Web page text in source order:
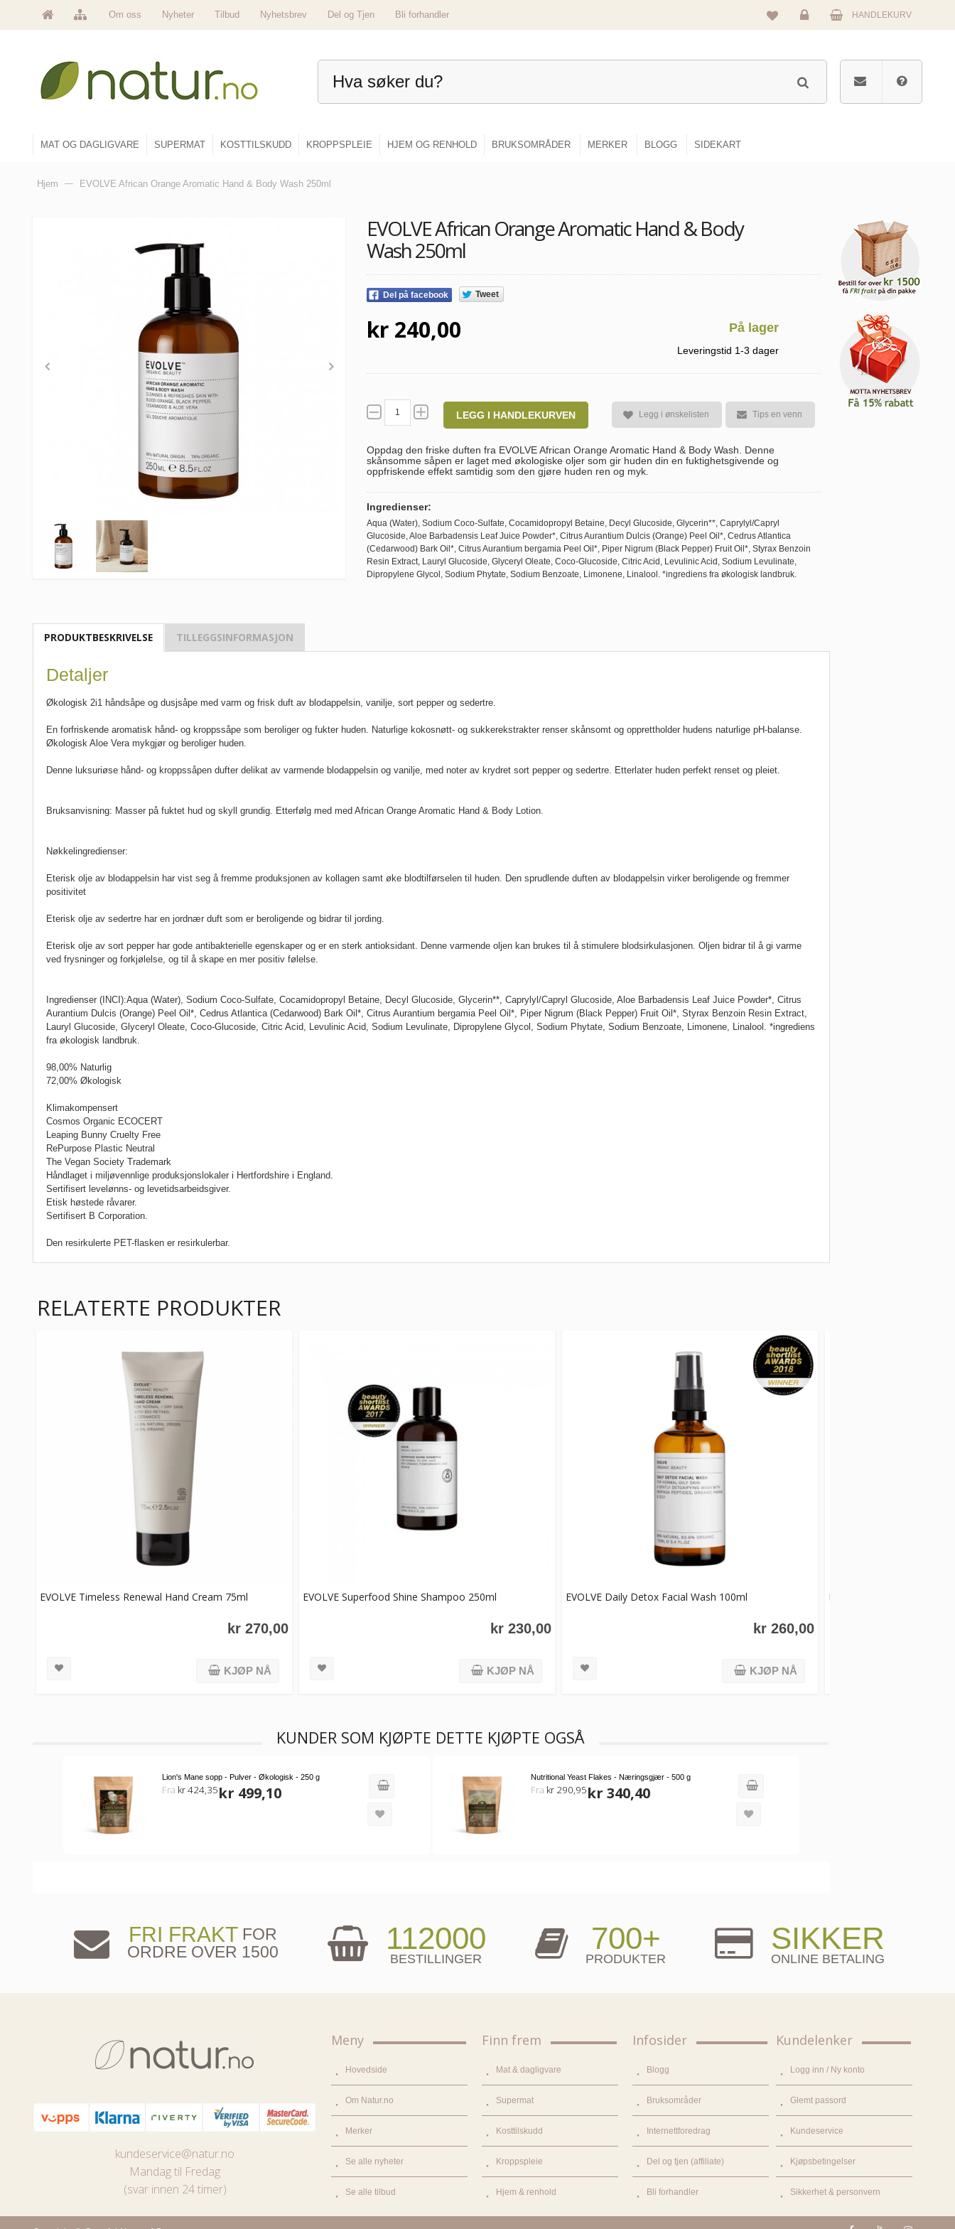
Om oss Nyheter Tilbud Nyhetsbrev Del og Tjen
Bli forhandler
Logg
HANDLEKURV
MAT OG DAGLIGVARE SUPERMAT KOSTTILSKUDD KROPPSPLEIE HJEM OG RENHOLD BRUKSOMRÅDER MERKER BLOGG SIDEKART
Hjem — EVOLVE African Orange Aromatic Hand & Body Wash 250ml
EVOLVE African Orange Aromatic Hand & Body
Wash 250ml
Del på facebook Tweet
kr 240,00 På lager
Leveringstid 1-3 dager
LEGG I HANDLEKURVEN Legg i ønskelisten Tips en venn
Oppdag den friske duften fra EVOLVE African Orange Aromatic Hand & Body Wash. Denne
skånsomme såpen er laget med økologiske oljer som gir huden din en fuktighetsgivende og
oppfriskende effekt samtidig som den gjøre huden ren og myk.
Ingredienser:
Aqua (Water), Sodium Coco-Sulfate, Cocamidopropyl Betaine, Decyl Glucoside, Glycerin**, Caprylyl/Capryl
Glucoside, Aloe Barbadensis Leaf Juice Powder*, Citrus Aurantium Dulcis (Orange) Peel Oil*, Cedrus Atlantica
(Cedarwood) Bark Oil*, Citrus Aurantium bergamia Peel Oil*, Piper Nigrum (Black Pepper) Fruit Oil*, Styrax Benzoin
Resin Extract, Lauryl Glucoside, Glyceryl Oleate, Coco-Glucoside, Citric Acid, Levulinic Acid, Sodium Levulinate,
Dipropylene Glycol, Sodium Phytate, Sodium Benzoate, Limonene, Linalool. *ingrediens fra økologisk landbruk.
PRODUKTBESKRIVELSE TILLEGGSINFORMASJON
Detaljer
Økologisk 2i1 håndsåpe og dusjsåpe med varm og frisk duft av blodappelsin, vanilje, sort pepper og sedertre.
En forfriskende aromatisk hånd- og kroppssåpe som beroliger og fukter huden. Naturlige kokosnøtt- og sukkerekstrakter renser skånsomt og opprettholder hudens naturlige pH-balanse.
Økologisk Aloe Vera mykgjør og beroliger huden.
Denne luksuriøse hånd- og kroppssåpen dufter delikat av varmende blodappelsin og vanilje, med noter av krydret sort pepper og sedertre. Etterlater huden perfekt renset og pleiet.
Bruksanvisning: Masser på fuktet hud og skyll grundig. Etterfølg med med African Orange Aromatic Hand & Body Lotion.
Nøkkelingredienser:
Eterisk olje av blodappelsin har vist seg å fremme produksjonen av kollagen samt øke blodtilførselen til huden. Den sprudlende duften av blodappelsin virker beroligende og fremmer
positivitet
Eterisk olje av sedertre har en jordnær duft som er beroligende og bidrar til jording.
Eterisk olje av sort pepper har gode antibakterielle egenskaper og er en sterk antioksidant. Denne varmende oljen kan brukes til å stimulere blodsirkulasjonen. Oljen bidrar til å gi varme
ved frysninger og forkjølelse, og til å skape en mer positiv følelse.
Ingredienser (INCI):Aqua (Water), Sodium Coco-Sulfate, Cocamidopropyl Betaine, Decyl Glucoside, Glycerin**, Caprylyl/Capryl Glucoside, Aloe Barbadensis Leaf Juice Powder*, Citrus
Aurantium Dulcis (Orange) Peel Oil*, Cedrus Atlantica (Cedarwood) Bark Oil*, Citrus Aurantium bergamia Peel Oil*, Piper Nigrum (Black Pepper) Fruit Oil*, Styrax Benzoin Resin Extract,
Lauryl Glucoside, Glyceryl Oleate, Coco-Glucoside, Citric Acid, Levulinic Acid, Sodium Levulinate, Dipropylene Glycol, Sodium Phytate, Sodium Benzoate, Limonene, Linalool.
*ingrediens
fra økologisk landbruk.
98,00% Naturlig
72,00% Økologisk
Klimakompensert
Cosmos Organic ECOCERT
Leaping Bunny Cruelty Free
RePurpose Plastic Neutral
The Vegan Society Trademark
Håndlaget i miljøvennlige produksjonslokaler i Hertfordshire i England.
Sertifisert levelønns- og levetidsarbeidsgiver.
Etisk høstede råvarer.
Sertifisert B Corporation.
Den resirkulerte PET-flasken er resirkulerbar.
RELATERTE PRODUKTER
EVOLVE Timeless Renewal Hand Cream 75ml
kr 270,00
KJØP NÅ
EVOLVE Superfood Shine Shampoo 250ml
kr 230,00
KJØP NÅ
EVOLVE Daily Detox Facial Wash 100ml
kr 260,00
KJØP NÅ
EVOLVE Hyaluronic Serum
KUNDER SOM KJØPTE DETTE KJØPTE OGSÅ
Lion's Mane sopp - Pulver - Økologisk - 250 g
kr 499,10
Fra kr 424,35
Nutritional Yeast Flakes - Næringsgjær - 500 g
kr 340,40
Fra kr 290,95
FRI FRAKT FOR
ORDRE OVER 1500
112000
BESTILLINGER
700+
PRODUKTER
SIKKER
ONLINE BETALING
kundeservice@natur.no
Mandag til Fredag
(svar innen 24 timer)
Meny
Hovedside
Om Natur.no
Merker
Se alle nyheter
Se alle tilbud
Finn frem
Mat & dagligvare
Supermat
Kosttilskudd
Kroppspleie
Hjem & renhold
Infosider
Blogg
Bruksområder
Internettforedrag
Del og tjen (affiliate)
Bli forhandler
Kundelenker
Logg inn / Ny konto
Glemt passord
Kundeservice
Kjøpsbetingelser
Sikkerhet & personvern